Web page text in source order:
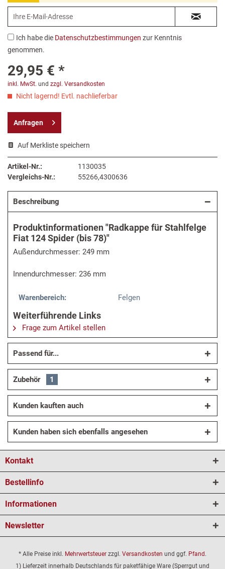
Ich habe die Datenschutzbestimmungen zur Kenntnis
genommen.
29,95 € *
inkl. MwSt. und zzgl. Versandkosten
Nicht lagernd! Evtl. nachlieferbar
Anfragen
Auf Merkliste speichern
Artikel-Nr.:
1130035
Vergleichs-Nr.:
55266,4300636
Beschreibung
Produktinformationen "Radkappe für Stahlfelge
Fiat 124 Spider (bis 78)"
Außendurchmesser: 249 mm
Innendurchmesser: 236 mm
Warenbereich: Felgen
Weiterführende Links
Frage zum Artikel stellen
Passend für...
Zubehör 1
Kunden kauften auch
Kunden haben sich ebenfalls angesehen
Kontakt
Bestellinfo
Informationen
Newsletter
* Alle Preise inkl. Mehrwertsteuer zzgl. Versandkosten und ggf. Pfand.
1) Lieferzeit innerhalb Deutschlands für paketfähige Ware (Sperrgut und